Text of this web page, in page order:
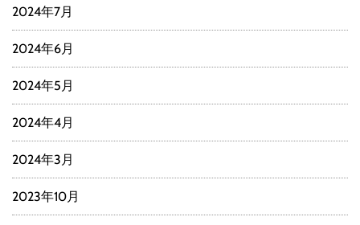
2024年7月
2024年6月
2024年5月
2024年4月
2024年3月
2023年10月